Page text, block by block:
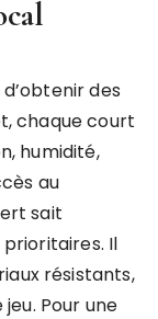
des
chaque court
humidité,
au
sait
Il
résistants,
Pour une